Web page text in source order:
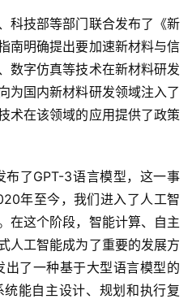
科技部等部门联合发布了《新
南明确提出要加速新材料与信
数字仿真等技术在新材料研发
为国内新材料研发领域注入了
术在该领域的应用提供了政策
了GPT-3语言模型，这一事
年至今，我们进入了人工智
在这个阶段，智能计算、自主
人工智能成为了重要的发展方
了一种基于大型语言模型的
能自主设计、规划和执行复